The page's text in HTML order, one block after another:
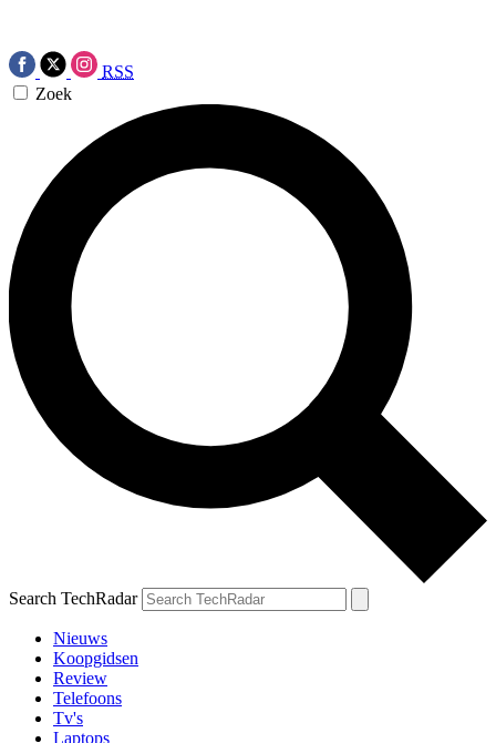
RSS
Zoek
Search TechRadar
Nieuws
Koopgidsen
Review
Telefoons
Tv's
Laptops